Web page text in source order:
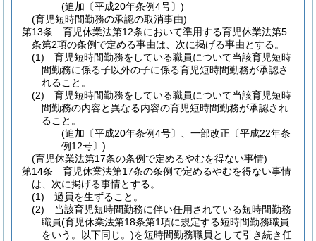
(追加〔平成20年条例4号〕)
(育児短時間勤務の承認の取消事由)
第13条
育児休業法第12条において準用する育児休業法第5
条第2項の条例で定める事由は、次に掲げる事由とする。
(1)
育児短時間勤務をしている職員について当該育児短時
間勤務に係る子以外の子に係る育児短時間勤務が承認さ
れること。
(2)
育児短時間勤務をしている職員について当該育児短時
間勤務の内容と異なる内容の育児短時間勤務が承認され
ること。
(追加〔平成20年条例4号〕、一部改正〔平成22年条
例12号〕)
(育児休業法第17条の条例で定めるやむを得ない事情)
第14条
育児休業法第17条の条例で定めるやむを得ない事情
は、次に掲げる事情とする。
(1)
過員を生ずること。
(2)
当該育児短時間勤務に伴い任用されている短時間勤務
職員(育児休業法第18条第1項に規定する短時間勤務職員
をいう。以下同じ。)を短時間勤務職員として引き続き任